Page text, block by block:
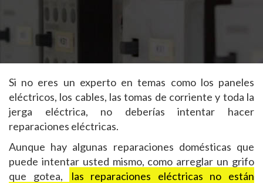
Si no eres un experto en temas como los paneles
eléctricos, los cables, las tomas de corriente y toda la
jerga eléctrica, no deberías intentar hacer
reparaciones eléctricas.
Aunque hay algunas reparaciones domésticas que
puede intentar usted mismo, como arreglar un grifo
que gotea,
las reparaciones eléctricas no están